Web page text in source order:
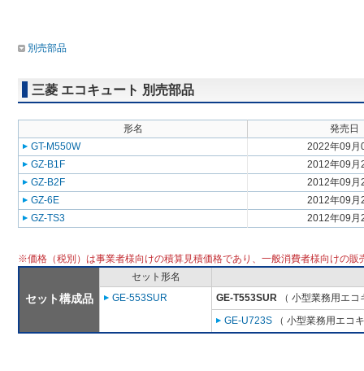
別売部品
三菱 エコキュート 別売部品
形名
発売日
GT-M550W
2022年09月
GZ-B1F
2012年09月
GZ-B2F
2012年09月
GZ-6E
2012年09月
GZ-TS3
2012年09月
※価格（税別）は事業者様向けの積算見積価格であり、一般消費者様向けの販
セット構成品
セット形名
GE-553SUR
GE-T553SUR （ 小型業務用エ
GE-U723S （ 小型業務用エコ